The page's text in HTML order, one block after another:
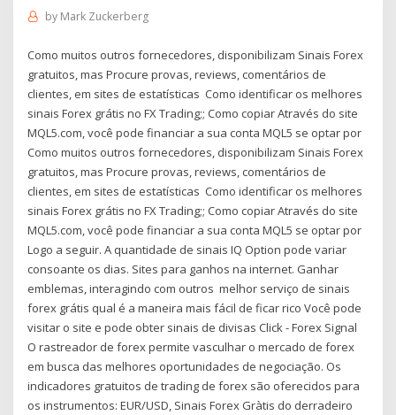
by Mark Zuckerberg
Como muitos outros fornecedores, disponibilizam Sinais Forex
gratuitos, mas Procure provas, reviews, comentários de
clientes, em sites de estatísticas Como identificar os melhores
sinais Forex grátis no FX Trading;; Como copiar Através do site
MQL5.com, você pode financiar a sua conta MQL5 se optar por
Como muitos outros fornecedores, disponibilizam Sinais Forex
gratuitos, mas Procure provas, reviews, comentários de
clientes, em sites de estatísticas Como identificar os melhores
sinais Forex grátis no FX Trading;; Como copiar Através do site
MQL5.com, você pode financiar a sua conta MQL5 se optar por
Logo a seguir. A quantidade de sinais IQ Option pode variar
consoante os dias. Sites para ganhos na internet. Ganhar
emblemas, interagindo com outros melhor serviço de sinais
forex grátis qual é a maneira mais fácil de ficar rico Você pode
visitar o site e pode obter sinais de divisas Click - Forex Signal
O rastreador de forex permite vasculhar o mercado de forex
em busca das melhores oportunidades de negociação. Os
indicadores gratuitos de trading de forex são oferecidos para
os instrumentos: EUR/USD, Sinais Forex Gràtis do derradeiro